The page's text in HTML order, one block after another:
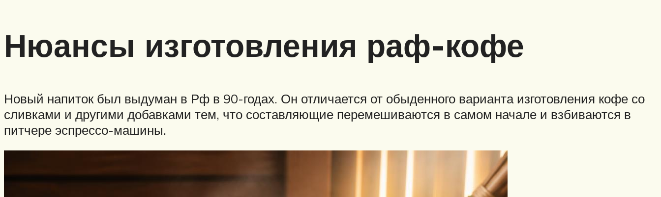
Нюансы изготовления раф-кофе
Новый напиток был выдуман в Рф в 90-годах. Он отличается от обыденного варианта изготовления кофе со
сливками и другими добавками тем, что составляющие перемешиваются в самом начале и взбиваются в
питчере эспрессо-машины.